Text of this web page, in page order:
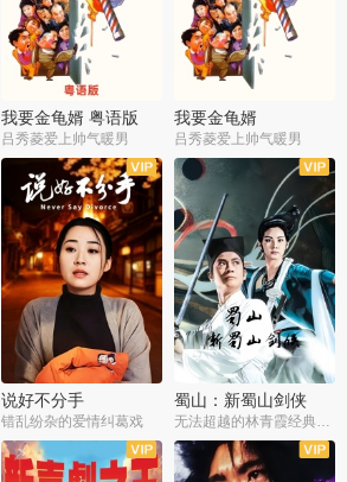
我要金龟婿 粤语版
吕秀菱爱上帅气暖男
我要金龟婿
吕秀菱爱上帅气暖男
说好不分手
错乱纷杂的爱情纠葛戏
蜀山：新蜀山剑侠
无法超越的林青霞经典角色